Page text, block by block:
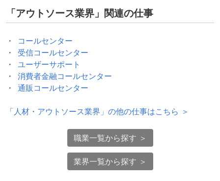
「アウトソース業界 」関連の仕事
コールセンター
受信コールセンター
ユーザーサポート
消費者金融コールセンター
通販コールセンター
「人材・アウトソース業界 」の他の仕事はこちら ＞
職業一覧から探す ＞
業界一覧から探す ＞